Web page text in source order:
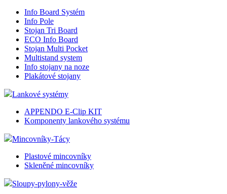
Info Board Systém
Info Pole
Stojan Tri Board
ECO Info Board
Stojan Multi Pocket
Multistand system
Info stojany na noze
Plakátové stojany
Lankové systémy
APPENDO E-Clip KIT
Komponenty lankového systému
Mincovníky-Tácy
Plastové mincovníky
Skleněné mincovníky
Sloupy-pylony-věže